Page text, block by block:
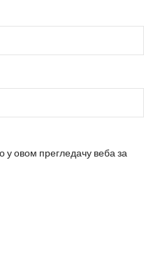
у овом прегледачу веба за